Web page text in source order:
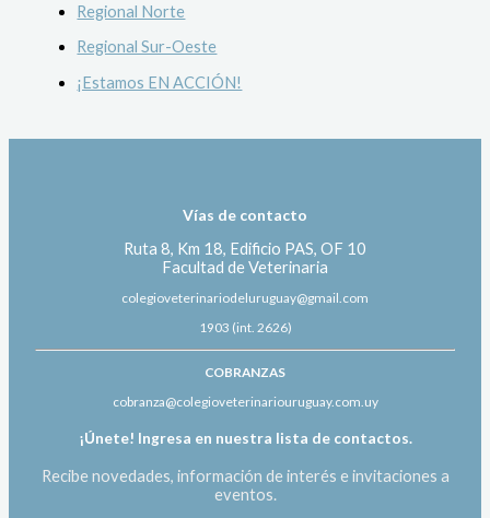
Regional Norte
Regional Sur-Oeste
¡Estamos EN ACCIÓN!
Vías de contacto
Ruta 8, Km 18, Edificio PAS, OF 10
Facultad de Veterinaria
colegioveterinariodeluruguay@gmail.com
1903 (int. 2626)
COBRANZAS
cobranza@colegioveterinariouruguay.com.uy
¡Únete! Ingresa en nuestra lista de contactos.
Recibe novedades, información de interés e invitaciones a
eventos.